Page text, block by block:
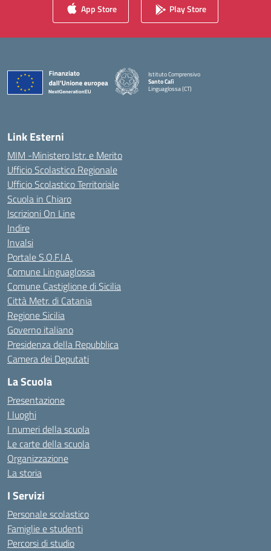
App Store Play Store
Istituto Comprensivo
Santo Calì
Linguaglossa (CT)
— Visita la pagina iniziale della scuola
Link Esterni
MIM -Ministero Istr. e Merito
Ufficio Scolastico Regionale
Ufficio Scolastico Territoriale
Scuola in Chiaro
Iscrizioni On Line
Indire
Invalsi
Portale S.O.F.I.A.
Comune Linguaglossa
Comune Castiglione di Sicilia
Città Metr. di Catania
Regione Sicilia
Governo italiano
Presidenza della Repubblica
Camera dei Deputati
La Scuola
Presentazione
I luoghi
I numeri della scuola
Le carte della scuola
Organizzazione
La storia
I Servizi
Personale scolastico
Famiglie e studenti
Percorsi di studio